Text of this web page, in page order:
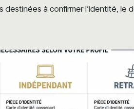
à confirmer l’identité, le